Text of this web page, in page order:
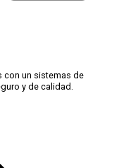
con un sistemas de
y de calidad.